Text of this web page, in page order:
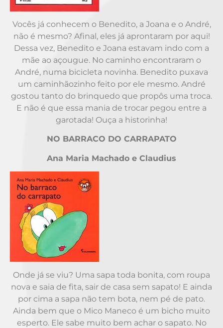
Vocês já conhecem o Benedito, a Joana e o André,
não é mesmo? Afinal, eles já aprontaram por aqui!
Dessa vez, Benedito e Joana estavam indo com a
mãe ao açougue. No caminho encontraram o
André, numa bicicleta novinha. Benedito puxava
um caminhãozinho feito por ele mesmo. André
gostou tanto do brinquedo que propôs uma troca.
E não é que essa mania de trocar pegou entre a
garotada! Ouça a historinha!
NO BARRACO DO CARRAPATO
Ana Maria Machado e Claudius
Onde já se viu? Uma sapa toda bonita, com roupa
nova e saia de fita, sair de casa sem sapato! E ainda
por cima a sapa não tem bota, nem pé de pato.
Ainda bem que o Mico Maneco é um bicho muito
esperto. Ele sabe muito bem achar o sapato. No